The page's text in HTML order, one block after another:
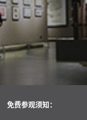
免费参观须知：